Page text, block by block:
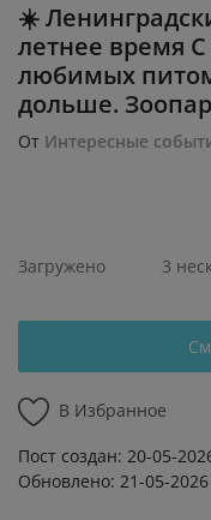
☀️
летнее время С
любимых
дольше.
От Интересные
Загружено 3
В Избранное
Пост создан: 20-05-
Обновлено: 21-05-